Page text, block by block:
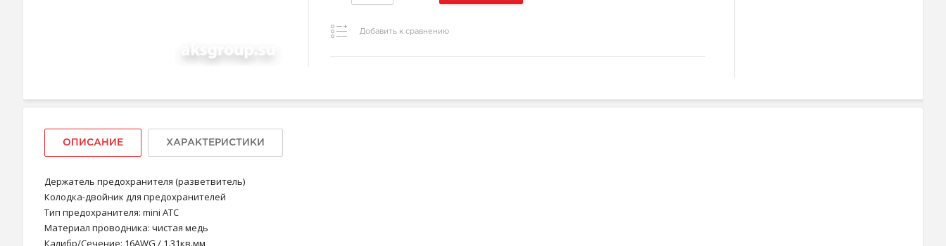
Добавить к сравнению
ОПИСАНИЕ ХАРАКТЕРИСТИКИ
Держатель предохранителя (разветвитель)
Колодка-двойник для предохранителей
Тип предохранителя: mini ATC
Материал проводника: чистая медь
Калибр/Сечение: 16AWG / 1.31кв.мм